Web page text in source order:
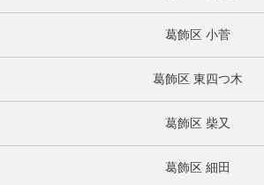
葛飾区 小菅
葛飾区 東四つ木
葛飾区 柴又
葛飾区 細田